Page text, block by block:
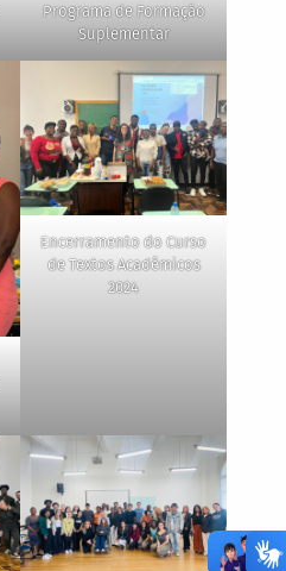
Programa de Formação
Suplementar
Encerramento do Curso
de Textos Acadêmicos
2024